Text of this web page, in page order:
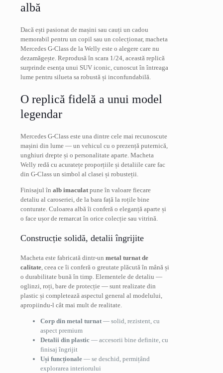
albă
Dacă ești pasionat de mașini sau cauți un cadou
memorabil pentru un copil sau un colecționar, macheta
Mercedes G-Class de la Welly este o alegere care nu
dezamăgește. Reprodusă în scara 1/24, această replică
surprinde esența unui SUV iconic, cunoscut în întreaga
lume pentru silueta sa robustă și inconfundabilă.
O replică fidelă a unui model
legendar
Mercedes G-Class este una dintre cele mai recunoscute
mașini din lume — un vehicul cu o prezență puternică,
unghiuri drepte și o personalitate aparte. Macheta
Welly redă cu acuratețe proporțiile și detaliile care fac
din G-Class un simbol al clasei și robusteții.
Finisajul în alb imaculat pune în valoare fiecare
detaliu al caroseriei, de la bara față la roțile bine
conturate. Culoarea albă îi conferă o eleganță aparte și
o face ușor de remarcat în orice colecție sau vitrină.
Construcție solidă, detalii îngrijite
Macheta este fabricată dintr-un metal turnat de
calitate , ceea ce îi conferă o greutate plăcută în mână și
o durabilitate bună în timp. Elementele de detaliu —
oglinzi, roți, bare de protecție — sunt realizate din
plastic și completează aspectul general al modelului,
apropiindu-l cât mai mult de realitate.
Corp din metal turnat — solid, rezistent, cu
aspect premium
Detalii din plastic — accesorii bine definite, cu
finisaj îngrijit
Uși funcționale — se deschid, permițând
explorarea interiorului